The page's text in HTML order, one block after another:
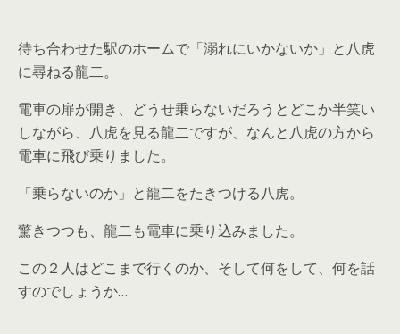
待ち合わせた駅のホームで「溺れにいかないか」と八虎
に尋ねる龍二。
電車の扉が開き、どうせ乗らないだろうとどこか半笑い
しながら、八虎を見る龍二ですが、なんと八虎の方から
電車に飛び乗りました。
「乗らないのか」と龍二をたきつける八虎。
驚きつつも、龍二も電車に乗り込みました。
この２人はどこまで行くのか、そして何をして、何を話
すのでしょうか…